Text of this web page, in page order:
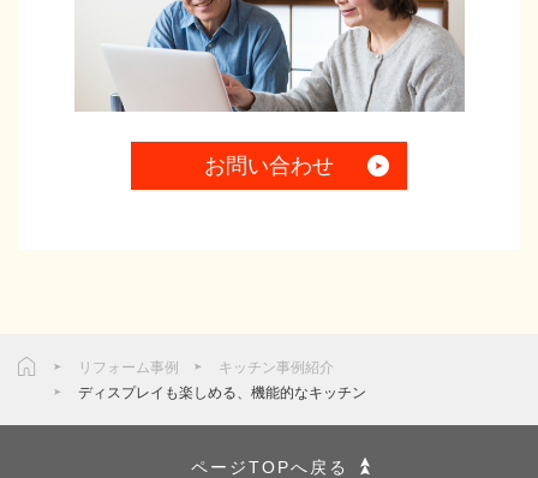
お問い合わせ
リフォーム事例
キッチン事例紹介
ディスプレイも楽しめる、機能的なキッチン
ページTOPへ戻る